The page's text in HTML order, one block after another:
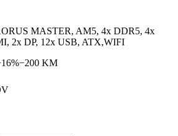
MASTER, AM5, 4x DDR5, 4x
2x DP, 12x USB, ATX,WIFI
16%−200KM